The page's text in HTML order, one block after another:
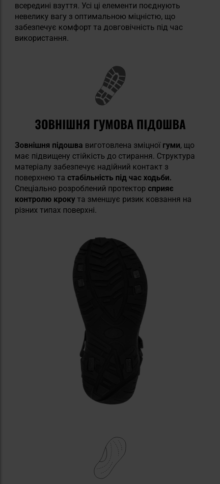
всередині взуття. Усі ці елементи поєднують
невелику вагу з оптимальною міцністю, що
забезпечує комфорт та довговічність під час
використання.
ЗОВНІШНЯ ГУМОВА ПІДОШВА
Зовнішня підошва виготовлена зміцної гуми, що
має підвищену стійкість до стирання. Структура
матеріалу забезпечує надійний контакт з
поверхнею та стабільність під час ходьби.
Спеціально розроблений протектор сприяє
контролю кроку та зменшує ризик ковзання на
різних типах поверхні.